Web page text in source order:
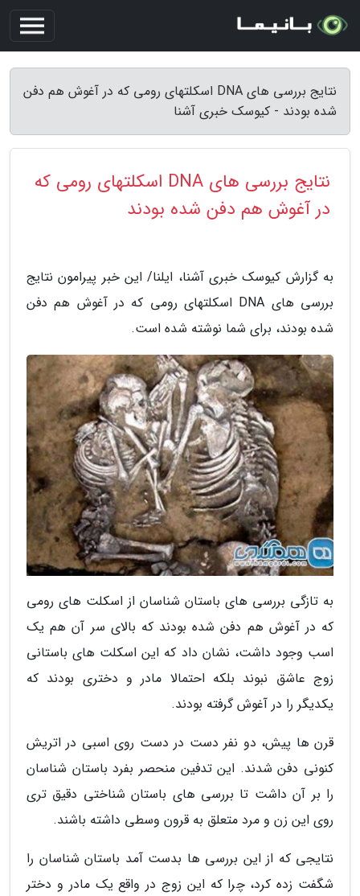
نتایج بررسی های DNA اسکلتهای رومی که در آغوش هم دفن
شده بودند - کیوسک خبری آشنا
نتایج بررسی های DNA اسکلتهای رومی که
در آغوش هم دفن شده بودند
به گزارش کیوسک خبری آشنا، ایلنا/ این خبر پیرامون نتایج
بررسی های DNA اسکلتهای رومی که در آغوش هم دفن
شده بودند، برای شما نوشته شده است.
به تازگی بررسی های باستان شناسان از اسکلت های رومی
که در آغوش هم دفن شده بودند که بالای سر آن هم یک
اسب وجود داشت، نشان داد که این اسکلت های باستانی
زوج عاشق نبوند بلکه احتمالا مادر و دختری بودند که
یکدیگر را در آغوش گرفته بودند.
قرن ها پیش، دو نفر دست در دست روی اسبی در اتریش
کنونی دفن شدند. این تدفین منحصر بفرد باستان شناسان
را بر آن داشت تا بررسی های باستان شناختی دقیق تری
روی این زن و مرد متعلق به قرون وسطی داشته باشند.
نتایجی که از این بررسی ها بدست آمد باستان شناسان را
شگفت زده کرد، چرا که این زوج در واقع یک مادر و دختر